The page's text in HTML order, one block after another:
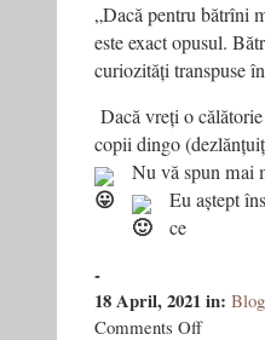
„Dacă pentru bătrîni
este exact opusul.
curiozități transpuse
Dacă vreți o
copii dingo
Nu vă spun mai
Eu aștept
ce
-
18 April, 2021in: Blog
Comments Offon